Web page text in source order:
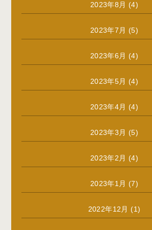
2023年8月 (4)
2023年7月 (5)
2023年6月 (4)
2023年5月 (4)
2023年4月 (4)
2023年3月 (5)
2023年2月 (4)
2023年1月 (7)
2022年12月 (1)